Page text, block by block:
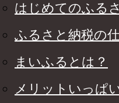
はじめてのふる
ふるさと納税の
まいふるとは？
メリットいっぱ